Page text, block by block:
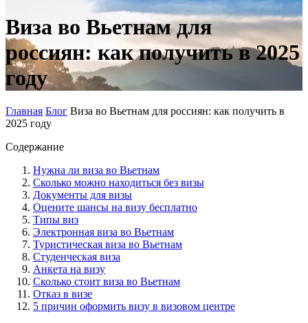
Виза во Вьетнам для
россиян: как получить в 2025
году
Главная Блог Виза во Вьетнам для россиян: как получить в
2025 году
Содержание
Нужна ли виза во Вьетнам
Сколько можно находиться без визы
Документы для визы
Оцените шансы на визу бесплатно
Типы виз
Электронная виза во Вьетнам
Туристическая виза во Вьетнам
Студенческая виза
Анкета на визу
Сколько стоит виза во Вьетнам
Отказ в визе
5 причин оформить визу в визовом центре